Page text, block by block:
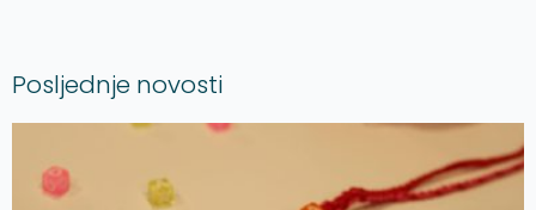
Posljednje novosti